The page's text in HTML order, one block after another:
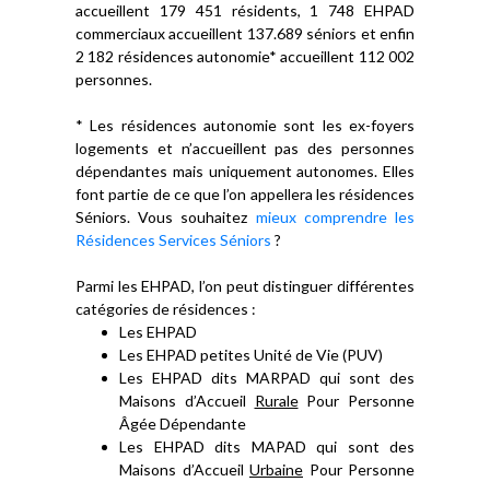
accueillent 179 451 résidents, 1 748 EHPAD
commerciaux accueillent 137.689 séniors et enfin
2 182 résidences autonomie* accueillent 112 002
personnes.
* Les résidences autonomie sont les ex-foyers
logements et n’accueillent pas des personnes
dépendantes mais uniquement autonomes. Elles
font partie de ce que l’on appellera les résidences
Séniors. Vous souhaitez mieux comprendre les
Résidences Services Séniors ?
Parmi les EHPAD, l’on peut distinguer différentes
catégories de résidences :
Les EHPAD
Les EHPAD petites Unité de Vie (PUV)
Les EHPAD dits MARPAD qui sont des
Maisons d’Accueil RuralePour Personne
Âgée Dépendante
Les EHPAD dits MAPAD qui sont des
Maisons d’Accueil Urbaine Pour Personne